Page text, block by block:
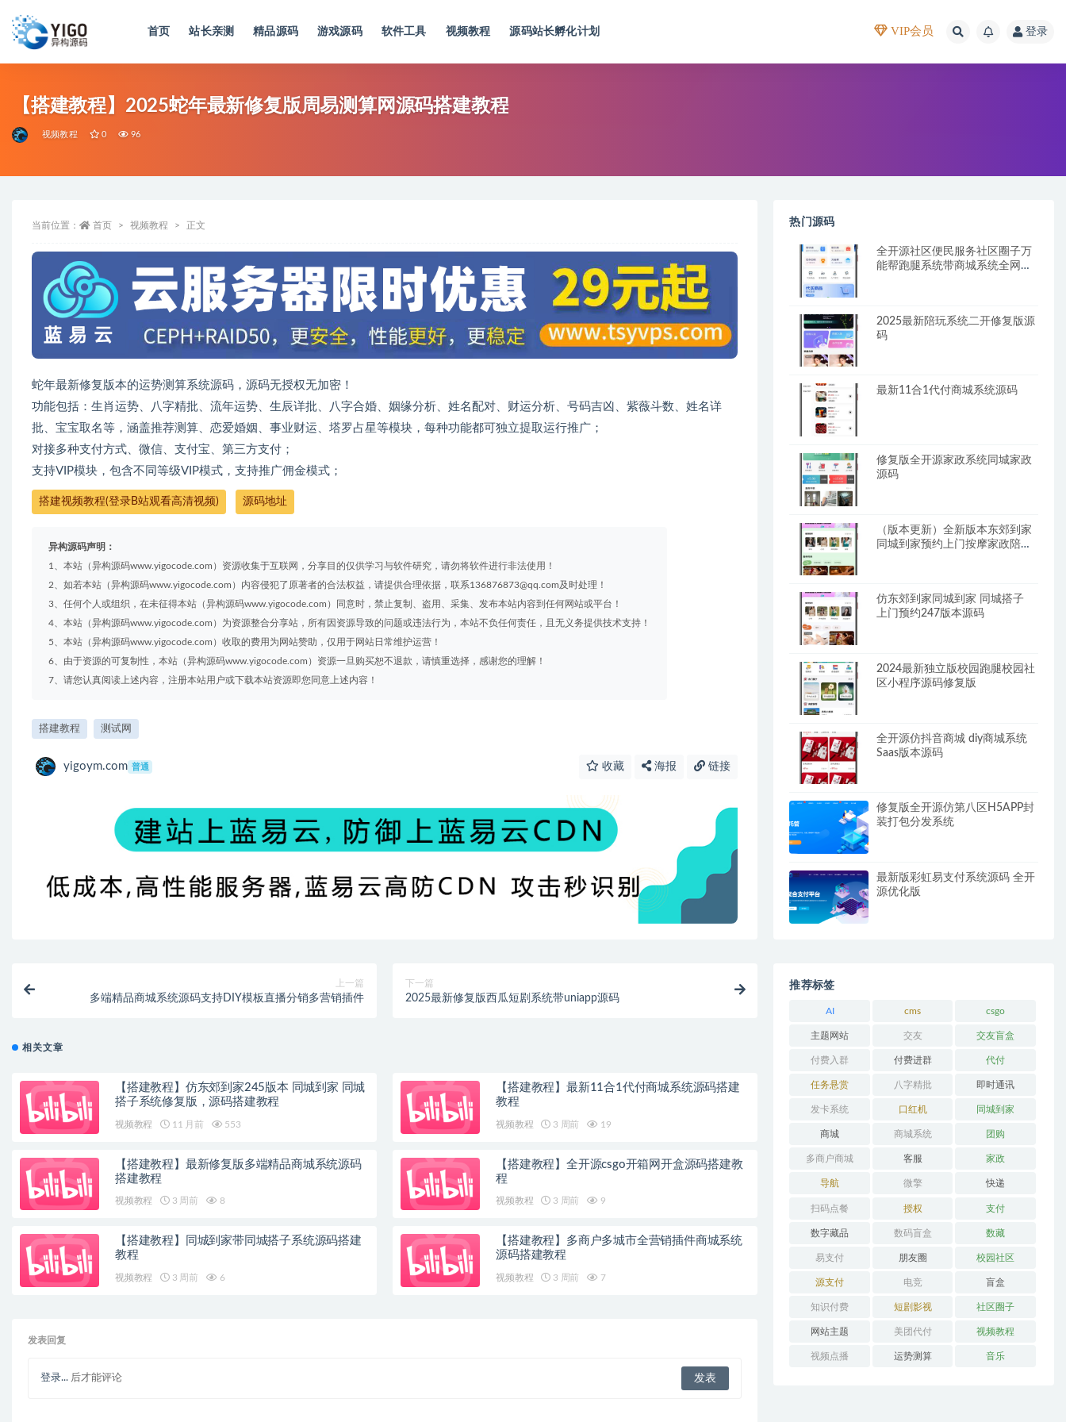
首页 站长亲测 精品源码 游戏源码 软件工具 视频教程 源码站长孵化计划 VIP会员 登录
【搭建教程】2025蛇年最新修复版周易测算网源码搭建教程
视频教程 0 96
当前位置： 首页 视频教程 正文
蛇年最新修复版本的运势测算系统源码，源码无授权无加密！
功能包括：生肖运势、八字精批、流年运势、生辰详批、八字合婚、姻缘分析、姓名配对、财运分析、号码吉凶、紫薇斗数、姓名详
批、宝宝取名等，涵盖推荐测算、恋爱婚姻、事业财运、塔罗占星等模块，每种功能都可独立提取运行推广；
对接多种支付方式、微信、支付宝、第三方支付；
支持VIP模块，包含不同等级VIP模式，支持推广佣金模式；
搭建视频教程(登录B站观看高清视频) 源码地址
异构源码声明：
1、本站（异构源码www.yigocode.com）资源收集于互联网，分享目的仅供学习与软件研究，请勿将软件进行非法使用！
2、如若本站（异构源码www.yigocode.com）内容侵犯了原著者的合法权益，请提供合理依据，联系136876873@qq.com及时处理！
3、任何个人或组织，在未征得本站（异构源码www.yigocode.com）同意时，禁止复制、盗用、采集、发布本站内容到任何网站或平台！
4、本站（异构源码www.yigocode.com）为资源整合分享站，所有因资源导致的问题或违法行为，本站不负任何责任，且无义务提供技术支持！
5、本站（异构源码www.yigocode.com）收取的费用为网站赞助，仅用于网站日常维护运营！
6、由于资源的可复制性，本站（异构源码www.yigocode.com）资源一旦购买恕不退款，请慎重选择，感谢您的理解！
7、请您认真阅读上述内容，注册本站用户或下载本站资源即您同意上述内容！
搭建教程 测试网
yigoym.com 普通 收藏 海报 链接
上一篇
多端精品商城系统源码支持DIY模板直播分销多营销插件
下一篇
2025最新修复版西瓜短剧系统带uniapp源码
相关文章
【搭建教程】仿东郊到家245版本 同城到家 同城
搭子系统修复版，源码搭建教程
视频教程 11 月前 553
【搭建教程】最新11合1代付商城系统源码搭建
教程
视频教程 3 周前 19
【搭建教程】最新修复版多端精品商城系统源码
搭建教程
视频教程 3 周前 8
【搭建教程】全开源csgo开箱网开盒源码搭建教
程
视频教程 3 周前 9
【搭建教程】同城到家带同城搭子系统源码搭建
教程
视频教程 3 周前 6
【搭建教程】多商户多城市全营销插件商城系统
源码搭建教程
视频教程 3 周前 7
发表回复
登录... 后才能评论
热门源码
全开源社区便民服务社区圈子万
能帮跑腿系统带商城系统全网首
2025最新陪玩系统二开修复版源
码
最新11合1代付商城系统源码
修复版全开源家政系统同城家政
源码
（版本更新）全新版本东郊到家
同城到家预约上门按摩家政陪玩
仿东郊到家同城到家 同城搭子
上门预约247版本源码
2024最新独立版校园跑腿校园社
区小程序源码修复版
全开源仿抖音商城 diy商城系统
Saas版本源码
修复版全开源仿第八区H5APP封
装打包分发系统
最新版彩虹易支付系统源码 全开
源优化版
推荐标签
AI cms csgo
主题网站 交友 交友盲盒
付费入群 付费进群 代付
任务悬赏 八字精批 即时通讯
发卡系统 口红机 同城到家
商城 商城系统 团购
多商户商城 客服 家政
导航 微擎 快递
扫码点餐 授权 支付
数字藏品 数码盲盒 数藏
易支付 朋友圈 校园社区
源支付 电竞 盲盒
知识付费 短剧影视 社区圈子
网站主题 美团代付 视频教程
视频点播 运势测算 音乐